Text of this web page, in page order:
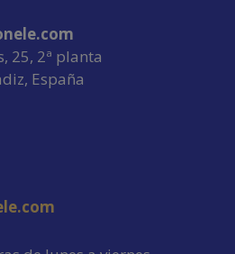
25, 2ª planta
España